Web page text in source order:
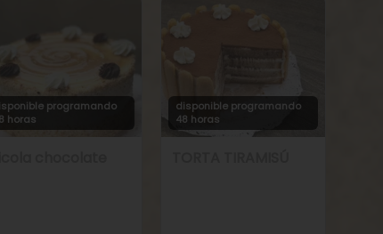
programando
horas
disponible programando
48 horas